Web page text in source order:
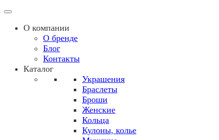
О компании
О бренде
Блог
Контакты
Каталог
Украшения
Браслеты
Броши
Женские
Кольца
Кулоны, колье